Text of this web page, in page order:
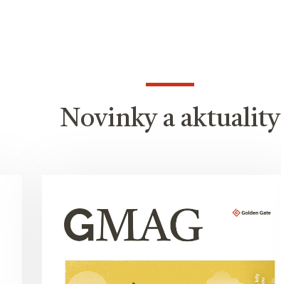
Novinky a aktuality